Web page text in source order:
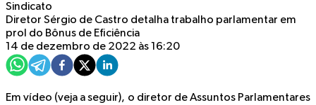
Sindicato
Diretor Sérgio de Castro detalha trabalho parlamentar em
prol do Bônus de Eficiência
14 de dezembro de 2022 às 16:20
Em vídeo (veja a seguir), o diretor de Assuntos Parlamentares